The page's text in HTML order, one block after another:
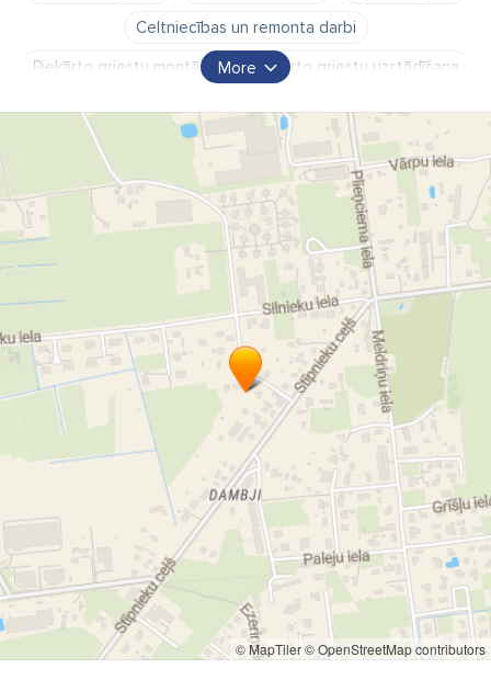
Celtniecības un remonta darbi
Piekārto griestu montāža
piekārto griestu uzstādīšana
griestu apdare
linoleja ieklāšana
paklāja seguma ieklāšana
ventilējamo fasāžu montāžas darbi
stikla starpsienu montāža
modulējamo starpsienu montāža
griestu konstrukciju izbūve
sienu konstrukciju izbūve
starpsienu ģipškartona konstrukciju izbūve
More
© MapTiler© OpenStreetMap contributors